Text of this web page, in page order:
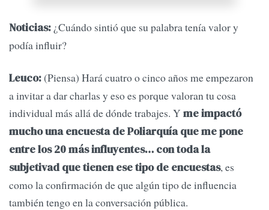
Noticias: ¿Cuándo sintió que su palabra tenía valor y
podía influir?
Leuco:(Piensa) Hará cuatro o cinco años me empezaron
a invitar a dar charlas y eso es porque valoran tu cosa
individual más allá de dónde trabajes. Yme impactó
mucho una encuesta de Poliarquía que me pone
entre los 20 más influyentes… con toda la
subjetivad que tienen ese tipo de encuestas, es
como la confirmación de que algún tipo de influencia
también tengo en la conversación pública.